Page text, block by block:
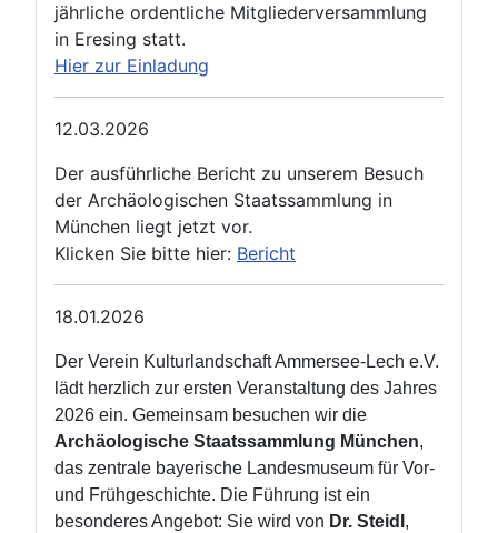
jährliche ordentliche Mitgliederversammlung
in Eresing statt.
Hier zur Einladung
12.03.2026
Der ausführliche Bericht zu unserem Besuch
der Archäologischen Staatssammlung in
München liegt jetzt vor.
Klicken Sie bitte hier: Bericht
18.01.2026
Der Verein Kulturlandschaft Ammersee‑Lech e.V.
lädt herzlich zur ersten Veranstaltung des Jahres
2026 ein. Gemeinsam besuchen wir die
Archäologische Staatssammlung München,
das zentrale bayerische Landesmuseum für Vor‑
und Frühgeschichte. Die Führung ist ein
besonderes Angebot: Sie wird von Dr. Steidl ,